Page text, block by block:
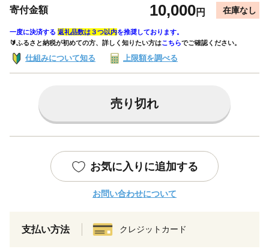
寄付金額 10,000円 在庫なし
一度に決済する 返礼品数は３つ以内を推奨しております。
🔰ふるさと納税が初めての方、詳しく知りたい方はこちらでご確認ください。
仕組みについて知る 上限額を調べる
売り切れ
お気に入りに追加する
お問い合わせについて
支払い方法 クレジットカード